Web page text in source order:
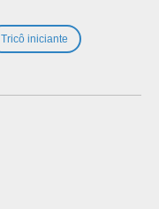
Tricô iniciante